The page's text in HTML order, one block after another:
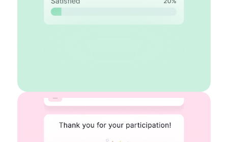
Notifications par courriel
Créateur de quiz AI